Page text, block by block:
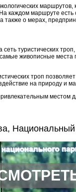
каждом маршруте
также о мерах,
туристических
живописные
троп
на природу и
местом